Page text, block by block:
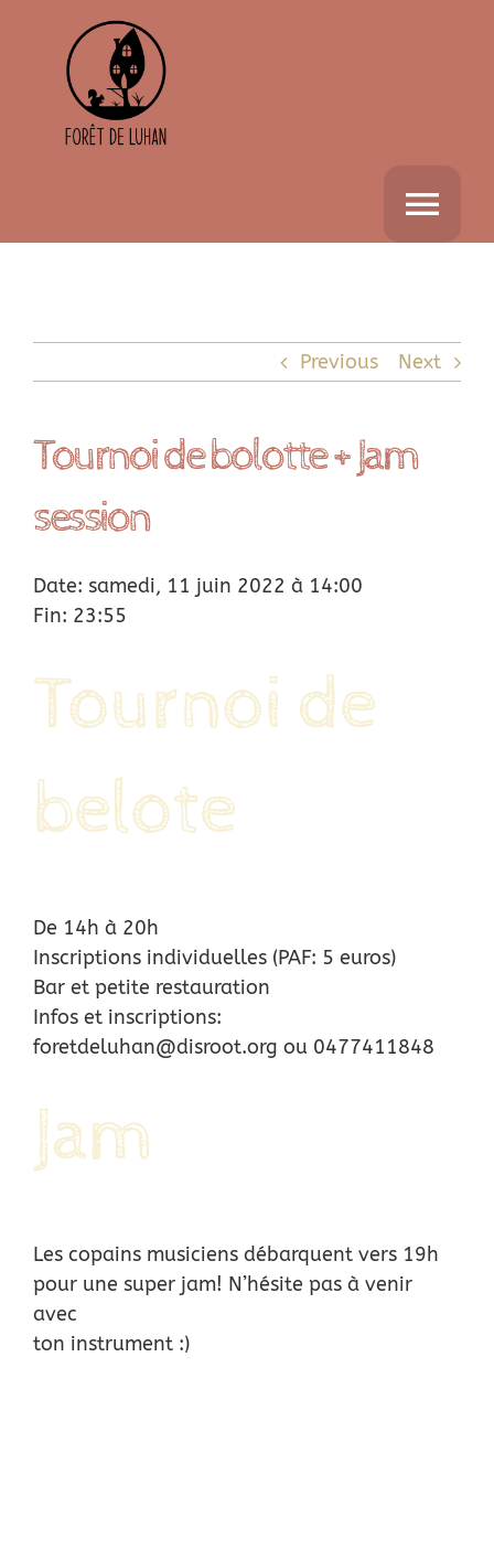
contenu
Activités
Location
Actus
Remerciements
Contact
Previous Next
Tournoi de bolotte + Jam
session
Date: samedi, 11 juin 2022 à 14:00
Fin: 23:55
Tournoi de
belote
De 14h à 20h
Inscriptions individuelles (PAF: 5 euros)
Bar et petite restauration
Infos et inscriptions:
foretdeluhan@disroot.org ou 0477411848
Jam
Les copains musiciens débarquent vers 19h
pour une super jam! N’hésite pas à venir
avec
ton instrument :)